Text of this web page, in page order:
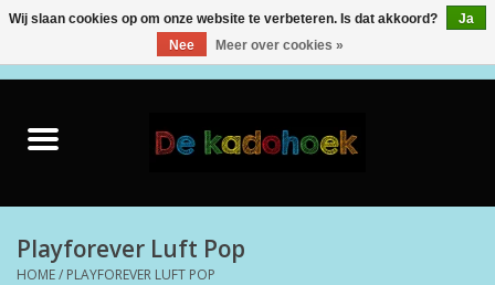
Playforever Luft Pop
HOME/ PLAYFOREVER LUFT POP
Wij slaan cookies op om onze website te verbeteren. Is dat akkoord?
Ja
Nee
Meer over cookies »